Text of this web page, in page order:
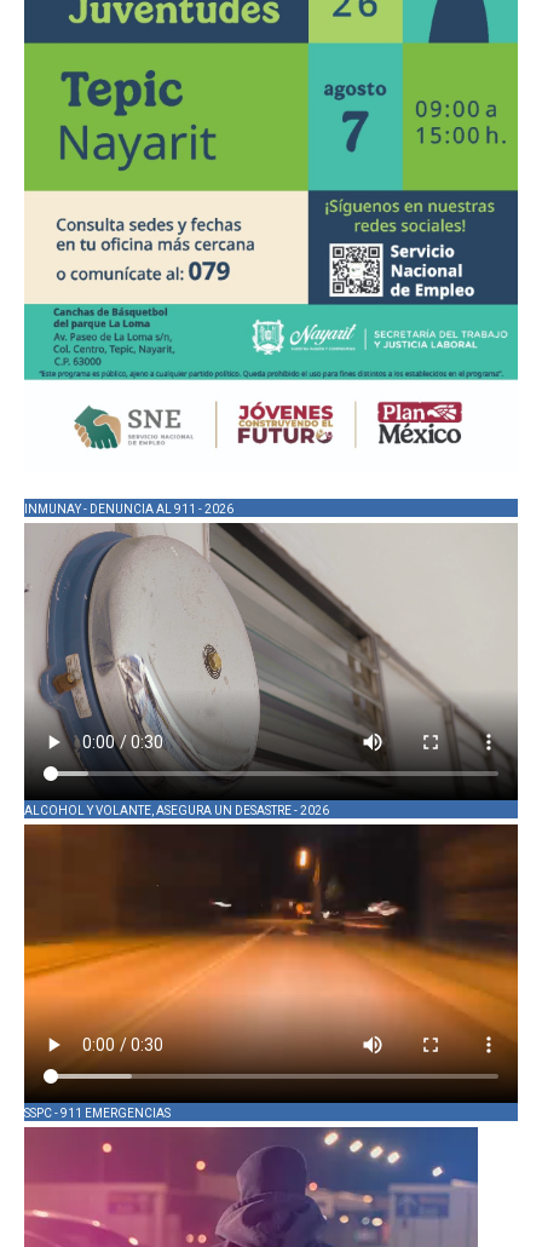
INMUNAY - DENUNCIA AL 911 - 2026
ALCOHOL Y VOLANTE, ASEGURA UN DESASTRE - 2026
SSPC - 911 EMERGENCIAS